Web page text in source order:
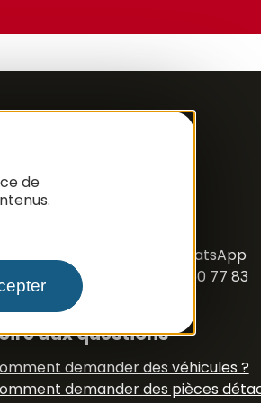
de
N° Tél WhatsApp
+33 6 79 50 77 83
aux questions
demander des véhicules ?
demander des pièces